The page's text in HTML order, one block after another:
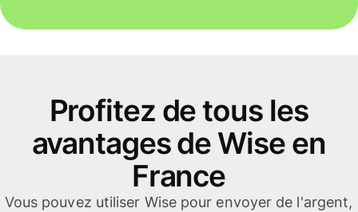
Profitez de tous les
avantages de Wise en
France
Vous pouvez utiliser Wise pour envoyer de l'argent,